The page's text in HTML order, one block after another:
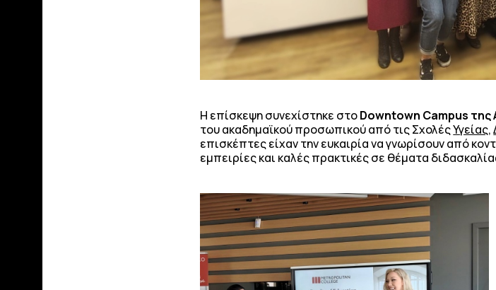
Η επίσκεψη συνεχίστηκε στοDowntown Campus της
του ακαδημαϊκού προσωπικού από τις ΣχολέςΥγείας,
επισκέπτες είχαν την ευκαιρία να γνωρίσουν από
εμπειρίες και καλές πρακτικές σε θέματα